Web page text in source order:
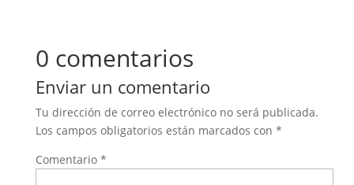
0 comentarios
Enviar un comentario
Tu dirección de correo electrónico no será publicada.
Los campos obligatorios están marcados con *
Comentario *